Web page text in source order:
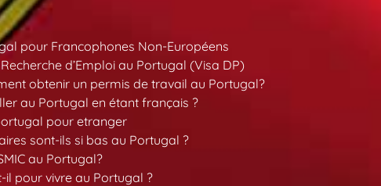
pour Francophones Non-Européens
d’Emploi au Portugal (Visa DP)
obtenir un permis de travail au Portugal?
au Portugal en étant français ?
pour etranger
sont-ils si bas au Portugal ?
au Portugal?
il pour vivre au Portugal ?